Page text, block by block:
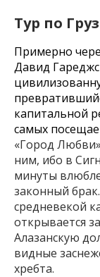
Тур по
Примерно
Давид
капитальной
самых
«Город
ним, ибо в
минуты
законный
средневекой
открывается
Алазанскую
видные
хребта.